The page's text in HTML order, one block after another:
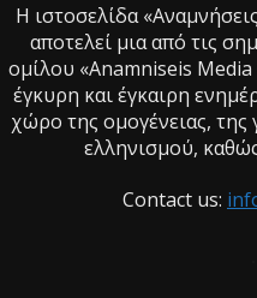
Η ιστοσελίδα
αποτελεί μια από τις
ομίλου «Anamniseis
έγκυρη και έγκαιρη
χώρο της ομογένειας, της
ελληνισμού,
Contact us: